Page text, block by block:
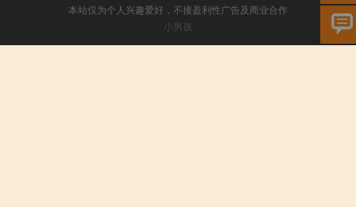
本站仅为个人兴趣爱好，不接盈利性广告及商业合作
小男孩